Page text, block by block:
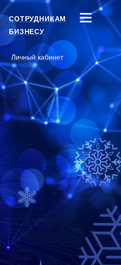
СОТРУДНИКАМ
БИЗНЕСУ
Личный кабинет